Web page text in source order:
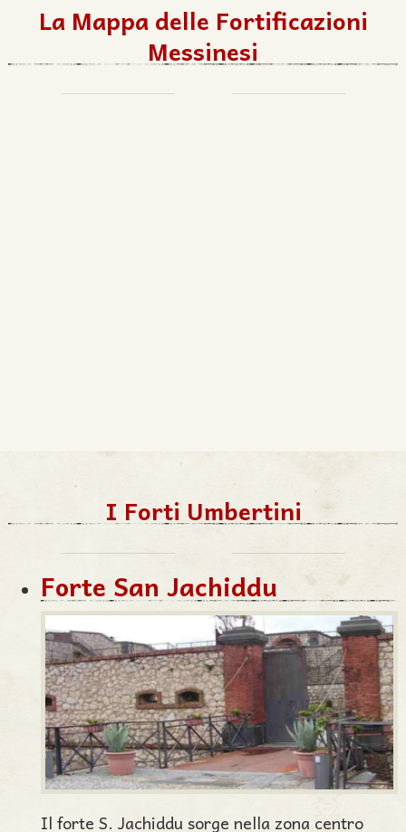
La Mappa delle Fortificazioni
Messinesi
I Forti Umbertini
Forte San Jachiddu
Il forte S. Jachiddu sorge nella zona centro